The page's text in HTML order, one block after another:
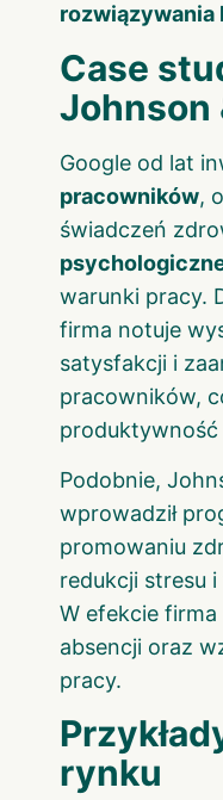
Case
Johnson
Google od lat
pracowników,
świadczeń
warunki pracy.
firma notuje
satysfakcji i
pracowników,
Podobnie,
wprowadził
promowaniu
redukcji stresu
W efekcie firma
absencji oraz
pracy.
rynku